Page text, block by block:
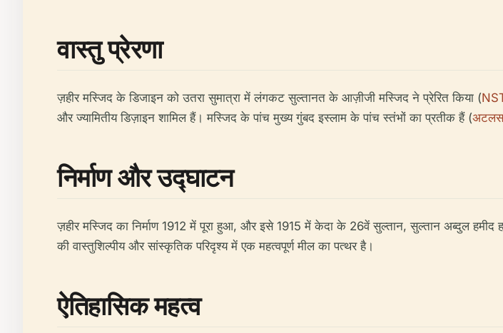
वास्तु प्रेरणा
ज़हीर मस्जिद के डिजाइन को उतरा सुमात्रा में लंगकट सुल्तानत के आज़ीजी मस्जिद ने प्रेरित किया (
और ज्यामितीय डिज़ाइन शामिल हैं। मस्जिद के पांच मुख्य गुंबद इस्लाम के पांच स्तंभों का प्रतीक हैं (अटलस
निर्माण और उद्घाटन
ज़हीर मस्जिद का निर्माण 1912 में पूरा हुआ, और इसे 1915 में केदा के 26वें सुल्तान, सुल्तान अब्दुल हमीद
की वास्तुशिल्पीय और सांस्कृतिक परिदृश्य में एक महत्वपूर्ण मील का पत्थर है।
ऐतिहासिक महत्व